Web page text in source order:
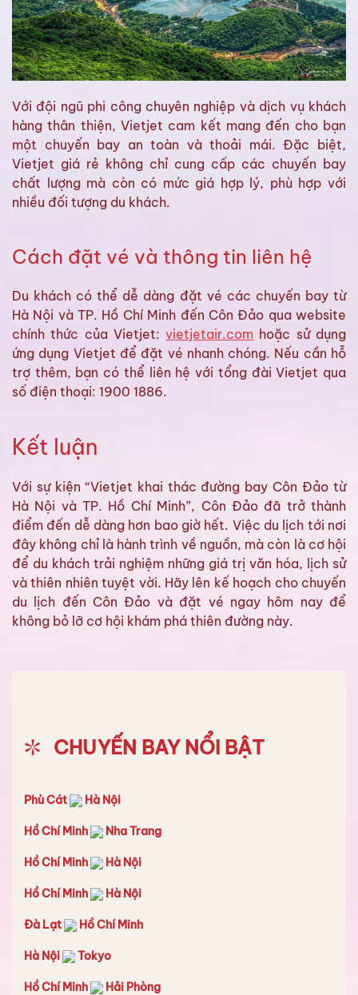
Với đội ngũ phi công chuyên nghiệp và dịch vụ khách
hàng thân thiện, Vietjet cam kết mang đến cho bạn
một chuyến bay an toàn và thoải mái. Đặc biệt,
Vietjet giá rẻ không chỉ cung cấp các chuyến bay
chất lượng mà còn có mức giá hợp lý, phù hợp với
nhiều đối tượng du khách.
Cách đặt vé và thông tin liên hệ
Du khách có thể dễ dàng đặt vé các chuyến bay từ
Hà Nội và TP. Hồ Chí Minh đến Côn Đảo qua website
chính thức của Vietjet:vietjetair.com hoặc sử dụng
ứng dụng Vietjet để đặt vé nhanh chóng. Nếu cần hỗ
trợ thêm, bạn có thể liên hệ với tổng đài Vietjet qua
số điện thoại: 1900 1886.
Kết luận
Với sự kiện “Vietjet khai thác đường bay Côn Đảo từ
Hà Nội và TP. Hồ Chí Minh”, Côn Đảo đã trở thành
điểm đến dễ dàng hơn bao giờ hết. Việc du lịch tới nơi
đây không chỉ là hành trình về nguồn, mà còn là cơ hội
để du khách trải nghiệm những giá trị văn hóa, lịch sử
và thiên nhiên tuyệt vời. Hãy lên kế hoạch cho chuyến
du lịch đến Côn Đảo và đặt vé ngay hôm nay để
không bỏ lỡ cơ hội khám phá thiên đường này.
CHUYẾN BAY NỔI BẬT
Phù Cát Hà Nội
Hồ Chí Minh Nha Trang
Hồ Chí Minh Hà Nội
Hồ Chí Minh Hà Nội
Đà Lạt Hồ Chí Minh
Hà Nội Tokyo
Hồ Chí Minh Hải Phòng